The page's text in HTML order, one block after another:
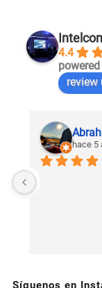
4.4
review
hace 5
Síguenos en